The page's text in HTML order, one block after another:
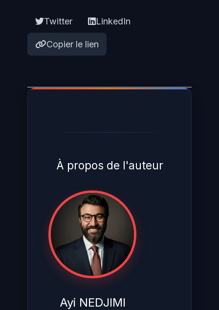
Twitter LinkedIn
Copier le lien
À propos de l'auteur
Ayi NEDJIMI